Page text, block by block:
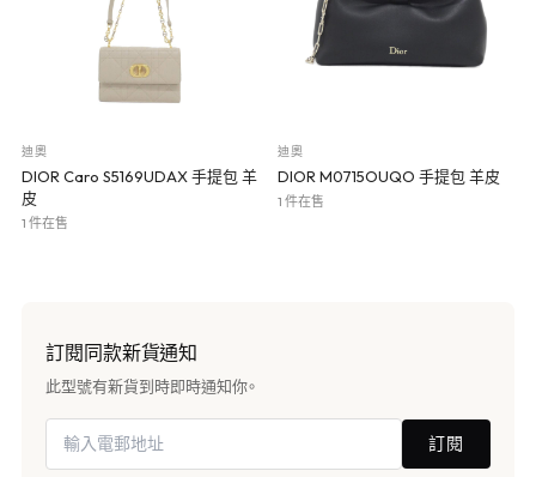
迪奧
DIOR Caro S5169UDAX 手提包 羊
皮
1 件在售
迪奧
DIOR M0715OUQO 手提包 羊皮
1 件在售
訂閱同款新貨通知
此型號有新貨到時即時通知你。
訂閱